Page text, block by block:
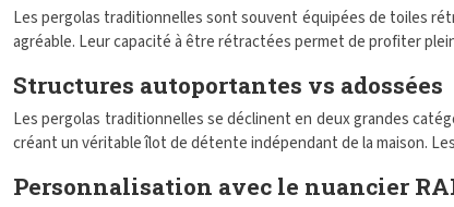
Les pergolas traditionnelles sont souvent équipées de toiles
agréable. Leur capacité à être rétractées permet de profiter
Structures autoportantes vs adossées
Les pergolas traditionnelles se déclinent en deux grandes
créant un véritable îlot de détente indépendant de la maison.
Personnalisation avec le nuancier